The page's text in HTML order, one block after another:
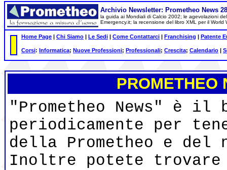
Archivio Newsletter: Prometheo News 28
la guida ai Mondiali di Calcio 2002; le agevolazioni
Emergency.it; la recensione del libro XML per il
Home Page | Chi Siamo | Le Sedi | Come Contattarci | Franchising | Patente
Corsi: Informatica; Nuove Professioni; Professionali; Crescita; Calendario |
PROMETHEO
"Prometheo News" è
periodicamente per
della Prometheo e
Inoltre potete